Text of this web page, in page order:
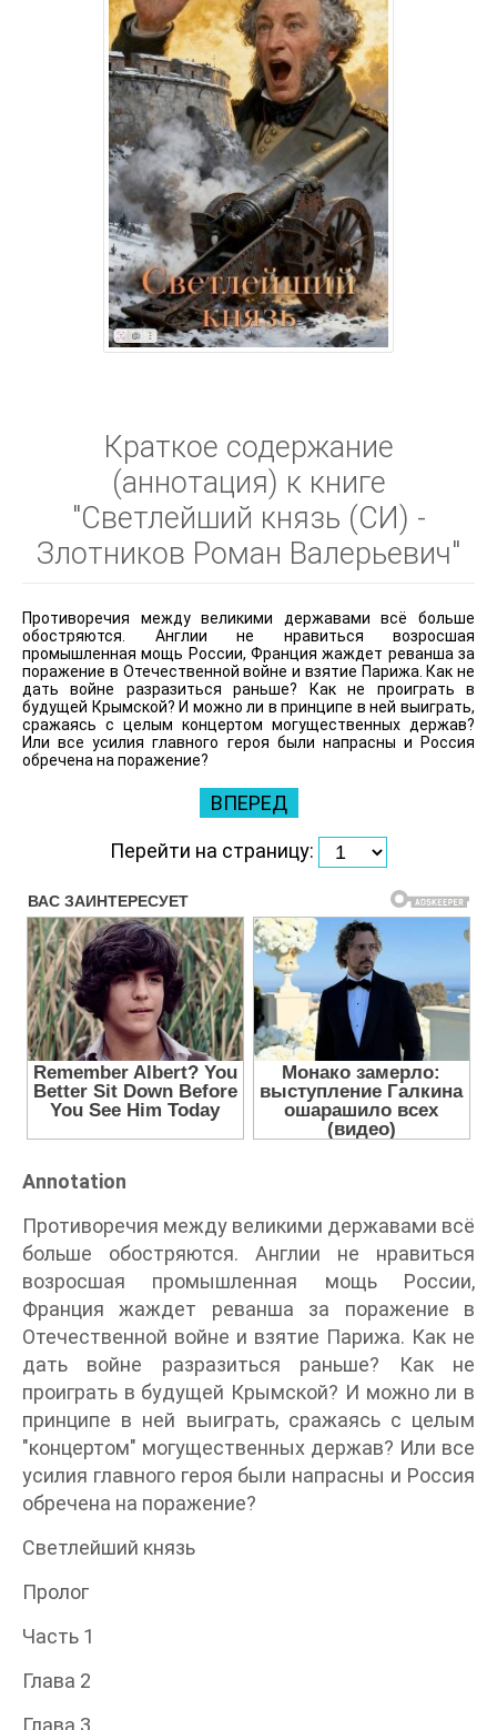
Краткое содержание
(аннотация) к книге
"Светлейший князь (СИ) -
Злотников Роман Валерьевич"
Противоречия между великими державами всё больше
обостряются. Англии не нравиться возросшая
промышленная мощь России, Франция жаждет реванша за
поражение в Отечественной войне и взятие Парижа. Как не
дать войне разразиться раньше? Как не проиграть в
будущей Крымской? И можно ли в принципе в ней выиграть,
сражаясь с целым концертом могущественных держав?
Или все усилия главного героя были напрасны и Россия
обречена на поражение?
ВПЕРЕД
Перейти на страницу:
Annotation
Противоречия между великими державами всё
больше обостряются. Англии не нравиться
возросшая промышленная мощь России,
Франция жаждет реванша за поражение в
Отечественной войне и взятие Парижа. Как не
дать войне разразиться раньше? Как не
проиграть в будущей Крымской? И можно ли в
принципе в ней выиграть, сражаясь с целым
"концертом" могущественных держав? Или все
усилия главного героя были напрасны и Россия
обречена на поражение?
Светлейший князь
Пролог
Часть 1
Глава 2
Глава 3